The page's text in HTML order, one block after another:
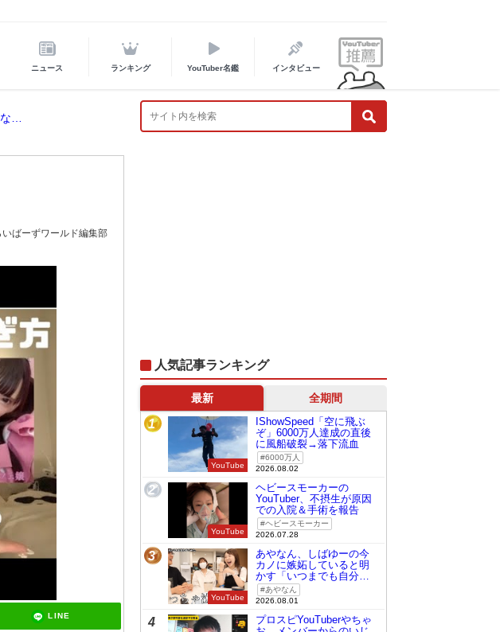
ニュース ランキング YouTuber名鑑 インタビュー
いばーずワールド編集部
LINE
人気記事ランキング
最新 全期間
1
YouTube
IShowSpeed「空に飛ぶ
ぞ」6000万人達成の直後
に風船破裂→落下流血
6000万人
2026.08.02
2
YouTube
ヘビースモーカーの
YouTuber、不摂生が原因
での入院＆手術を報告
ヘビースモーカー
2026.07.28
3
YouTube
あやなん、しばゆーの今
カノに嫉妬していると明
かす「いつまでも自分の
ものみたいに…」
あやなん
2026.08.01
4
プロスピYouTuberやちゃ